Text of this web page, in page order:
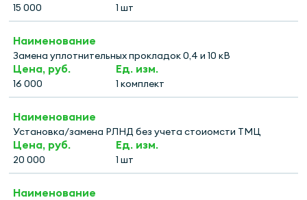
15 000 1 шт
Замена уплотнительных прокладок 0,4 и 10 кВ
16 000 1 комплект
Установка/замена РЛНД без учета стоиомсти ТМЦ
20 000 1 шт